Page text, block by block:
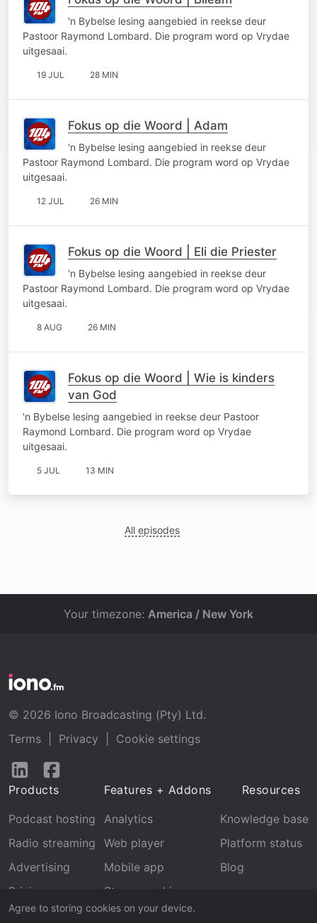
'n Bybelse lesing aangebied in reekse deur
Pastoor Raymond Lombard. Die program word op Vrydae
uitgesaai.
19 JUL 28 MIN
Fokus op die Woord | Adam
'n Bybelse lesing aangebied in reekse deur
Pastoor Raymond Lombard. Die program word op Vrydae
uitgesaai.
12 JUL 26 MIN
Fokus op die Woord | Eli die Priester
'n Bybelse lesing aangebied in reekse deur
Pastoor Raymond Lombard. Die program word op Vrydae
uitgesaai.
8 AUG 26 MIN
Fokus op die Woord | Wie is kinders
van God
'n Bybelse lesing aangebied in reekse deur Pastoor
Raymond Lombard. Die program word op Vrydae
uitgesaai.
5 JUL 13 MIN
All episodes
Agree to storing cookies on your device.
Your timezone: America / New York
© 2026 Iono Broadcasting (Pty) Ltd.
Terms
Privacy
Cookie settings
Follow
LinkedInFacebook
Products
Podcast hosting
Radio streaming
Advertising
Pricing
Features + Addons
Analytics
Web player
Mobile app
Stream archive
Recognition
Resources
Knowledge base
Platform status
Blog